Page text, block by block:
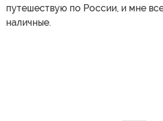
путешествую по России, и мне
наличные.